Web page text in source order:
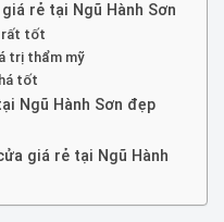
rẻ tại Ngũ Hành Sơn
rất tốt
trị thẩm mỹ
tốt
Ngũ Hành Sơn đẹp
giá rẻ tại Ngũ Hành